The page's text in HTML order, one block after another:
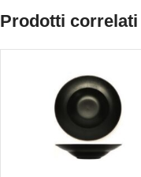
Prodotti correlati